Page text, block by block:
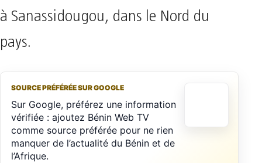
à Sanassidougou, dans le Nord du
pays.
SOURCE PRÉFÉRÉE SUR GOOGLE
Sur Google, préférez une information
vérifiée : ajoutez Bénin Web TV
comme source préférée pour ne rien
manquer de l’actualité du Bénin et de
l’Afrique.